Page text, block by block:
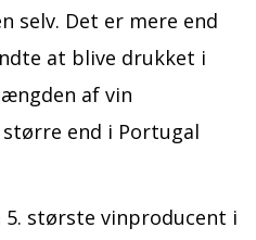
selv. Det er mere end
at blive drukket i
af vin
end i Portugal
5. største vinproducent i